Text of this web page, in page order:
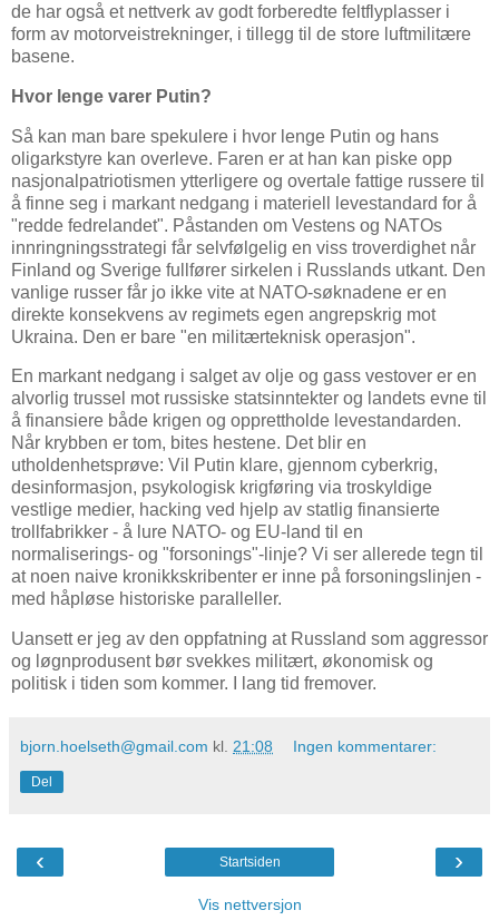
de har også et nettverk av godt forberedte feltflyplasser i
form av motorveistrekninger, i tillegg til de store luftmilitære
basene.
Hvor lenge varer Putin?
Så kan man bare spekulere i hvor lenge Putin og hans
oligarkstyre kan overleve. Faren er at han kan piske opp
nasjonalpatriotismen ytterligere og overtale fattige russere til
å finne seg i markant nedgang i materiell levestandard for å
"redde fedrelandet". Påstanden om Vestens og NATOs
innringningsstrategi får selvfølgelig en viss troverdighet når
Finland og Sverige fullfører sirkelen i Russlands utkant. Den
vanlige russer får jo ikke vite at NATO-søknadene er en
direkte konsekvens av regimets egen angrepskrig mot
Ukraina. Den er bare "en militærteknisk operasjon".
En markant nedgang i salget av olje og gass vestover er en
alvorlig trussel mot russiske statsinntekter og landets evne til
å finansiere både krigen og opprettholde levestandarden.
Når krybben er tom, bites hestene. Det blir en
utholdenhetsprøve: Vil Putin klare, gjennom cyberkrig,
desinformasjon, psykologisk krigføring via troskyldige
vestlige medier, hacking ved hjelp av statlig finansierte
trollfabrikker - å lure NATO- og EU-land til en
normaliserings- og "forsonings"-linje? Vi ser allerede tegn til
at noen naive kronikkskribenter er inne på forsoningslinjen -
med håpløse historiske paralleller.
Uansett er jeg av den oppfatning at Russland som aggressor
og løgnprodusent bør svekkes militært, økonomisk og
politisk i tiden som kommer. I lang tid fremover.
bjorn.hoelseth@gmail.com kl. 21:08 Ingen kommentarer:
Del
‹ ›
Startsiden
Vis nettversjon